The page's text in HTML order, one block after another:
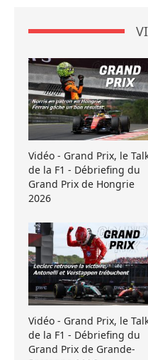
Vidéo - Grand Prix, le
de la F1 - Débriefing du
Grand Prix de Hongrie
2026
Vidéo - Grand Prix, le
de la F1 - Débriefing du
Grand Prix de Grande-